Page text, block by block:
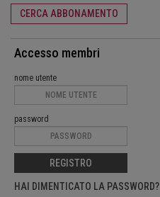
CERCA ABBONAMENTO
Accesso membri
nome utente
password
REGISTRO
HAI DIMENTICATO LA PASSWORD?